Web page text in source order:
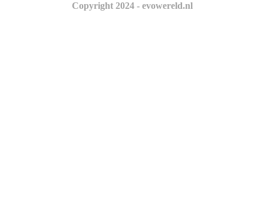
Copyright 2024 - evowereld.nl